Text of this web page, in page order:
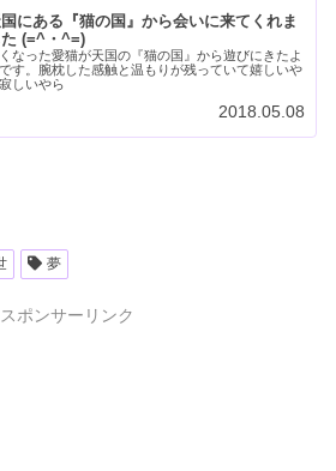
にある『猫の国』から会いに来てくれま
た (=^・^=)
なった愛猫が天国の『猫の国』から遊びにきたよ
す。腕枕した感触と温もりが残っていて嬉しいや
しいやら
2018.05.08
夢
スポンサーリンク